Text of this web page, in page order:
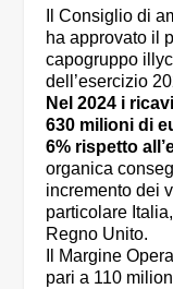
Il Consiglio di
ha approvato il
capogruppo
dell’esercizio
Nel 2024 i
630 milioni di
6% rispetto
organica
incremento dei
particolare
Regno Unito.
Il Margine
pari a 110